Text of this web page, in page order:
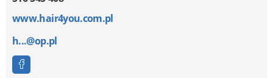
www.hair4you.com.pl
h...@op.pl